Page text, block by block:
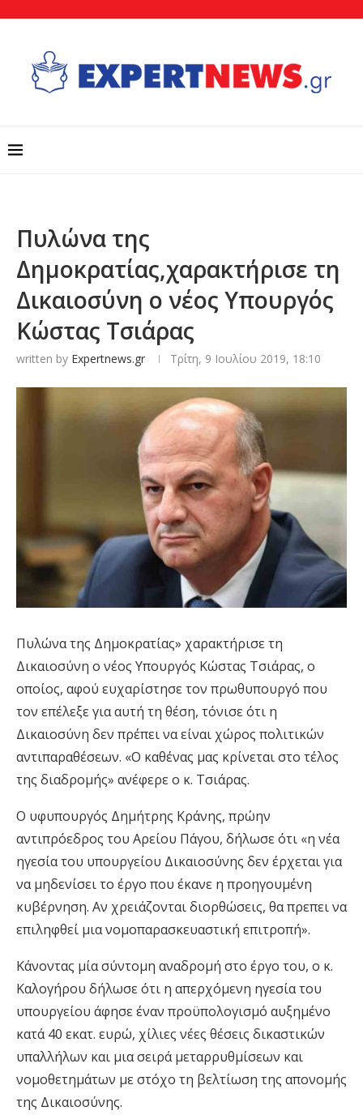
Πυλώνα της
Δημοκρατίας,χαρακτήρισε τη
Δικαιοσύνη ο νέος Υπουργός
Κώστας Τσιάρας
written by Expertnews.gr Τρίτη, 9 Ιουλίου 2019, 18:10
Πυλώνα της Δημοκρατίας» χαρακτήρισε τη
Δικαιοσύνη ο νέος Υπουργός Κώστας Τσιάρας, ο
οποίος, αφού ευχαρίστησε τον πρωθυπουργό που
τον επέλεξε για αυτή τη θέση, τόνισε ότι η
Δικαιοσύνη δεν πρέπει να είναι χώρος πολιτικών
αντιπαραθέσεων. «Ο καθένας μας κρίνεται στο τέλος
της διαδρομής» ανέφερε ο κ. Τσιάρας.
Ο υφυπουργός Δημήτρης Κράνης, πρώην
αντιπρόεδρος του Αρείου Πάγου, δήλωσε ότι «η νέα
ηγεσία του υπουργείου Δικαιοσύνης δεν έρχεται για
να μηδενίσει το έργο που έκανε η προηγουμένη
κυβέρνηση. Αν χρειάζονται διορθώσεις, θα πρεπει να
επιληφθεί μια νομοπαρασκευαστική επιτροπή».
Κάνοντας μία σύντομη αναδρομή στο έργο του, ο κ.
Καλογήρου δήλωσε ότι η απερχόμενη ηγεσία του
υπουργείου άφησε έναν προϋπολογισμό αυξημένο
κατά 40 εκατ. ευρώ, χίλιες νέες θέσεις δικαστικών
υπαλλήλων και μια σειρά μεταρρυθμίσεων και
νομοθετημάτων με στόχο τη βελτίωση της απονομής
της Δικαιοσύνης.